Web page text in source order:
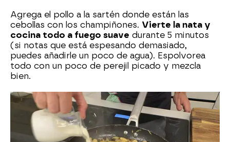
Agrega el pollo a la sartén donde están las
cebollas con los champiñones. Vierte la nata y
cocina todo a fuego suave durante 5 minutos
(si notas que está espesando demasiado,
puedes añadirle un poco de agua). Espolvorea
todo con un poco de perejil picado y mezcla
bien.